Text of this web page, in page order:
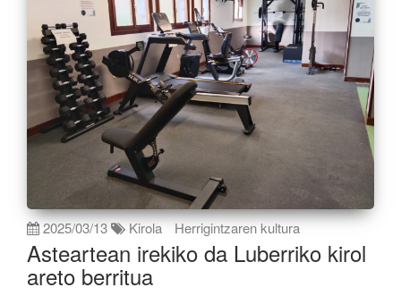
2025/03/13 Kirola Herrigintzaren kultura
Asteartean irekiko da Luberriko kirol
areto berritua